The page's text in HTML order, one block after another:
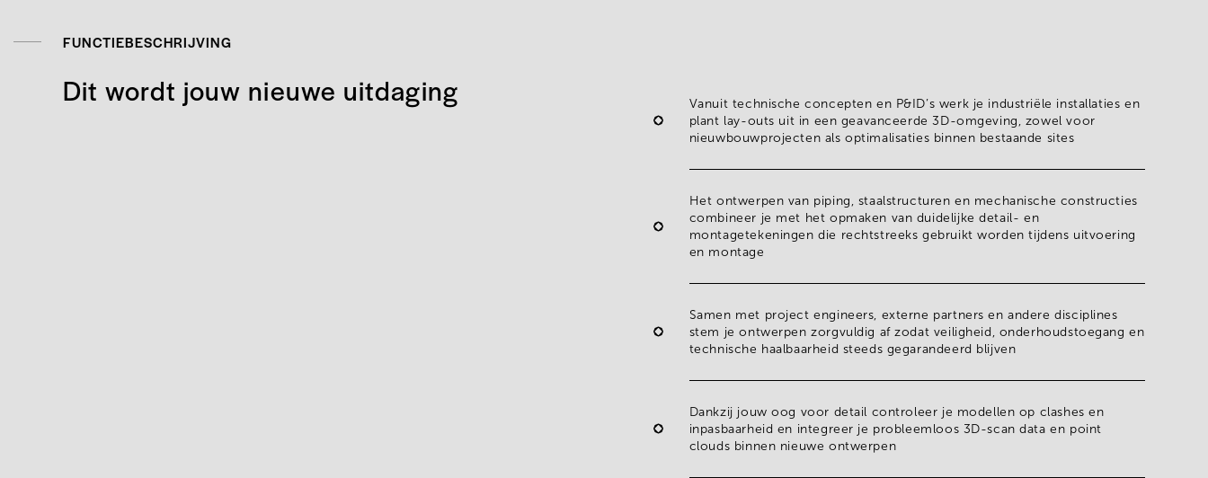
FUNCTIEBESCHRIJVING
Dit wordt jouw nieuwe uitdaging Vanuit technische concepten en P&ID’s werk je industriële installaties en
plant lay-outs uit in een geavanceerde 3D-omgeving, zowel voor
nieuwbouwprojecten als optimalisaties binnen bestaande sites
Het ontwerpen van piping, staalstructuren en mechanische constructies
combineer je met het opmaken van duidelijkedetail- en
montagetekeningendie rechtstreeks gebruikt worden tijdens uitvoering
en montage
Samen met project engineers, externe partners en andere disciplines
stem je ontwerpen zorgvuldig af zodat veiligheid, onderhoudstoegang en
technische haalbaarheid steeds gegarandeerd blijven
Dankzij jouw oog voor detail controleer je modellen op clashes en
inpasbaarheid en integreer je probleemloos 3D-scan data en point
clouds binnen nieuwe ontwerpen